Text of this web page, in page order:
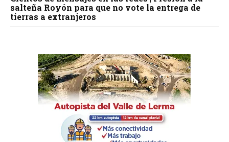
salteña Royón para que no vote la entrega de
tierras a extranjeros